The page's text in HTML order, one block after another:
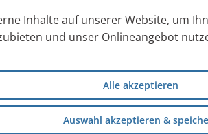
Inhalte auf unserer Website, um
und unser Onlineangebot
Alle akzeptieren
Auswahl akzeptieren &